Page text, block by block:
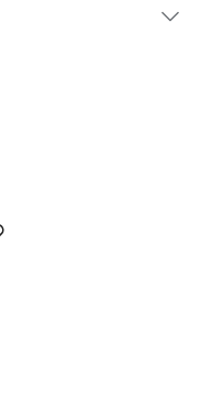
die zarte Cremefarbe
Sie eine
von heißen und kalten
SHINE Tassen und